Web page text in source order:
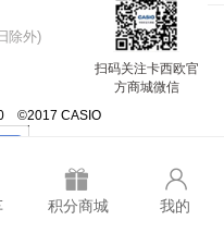
除外)
扫码关注卡西欧官
方商城微信
©2017 CASIO
积分商城 我的